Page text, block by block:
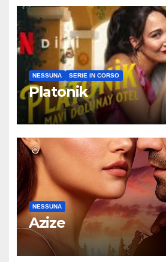
NESSUNA SERIE IN CORSO
Platonik
NESSUNA
Azize